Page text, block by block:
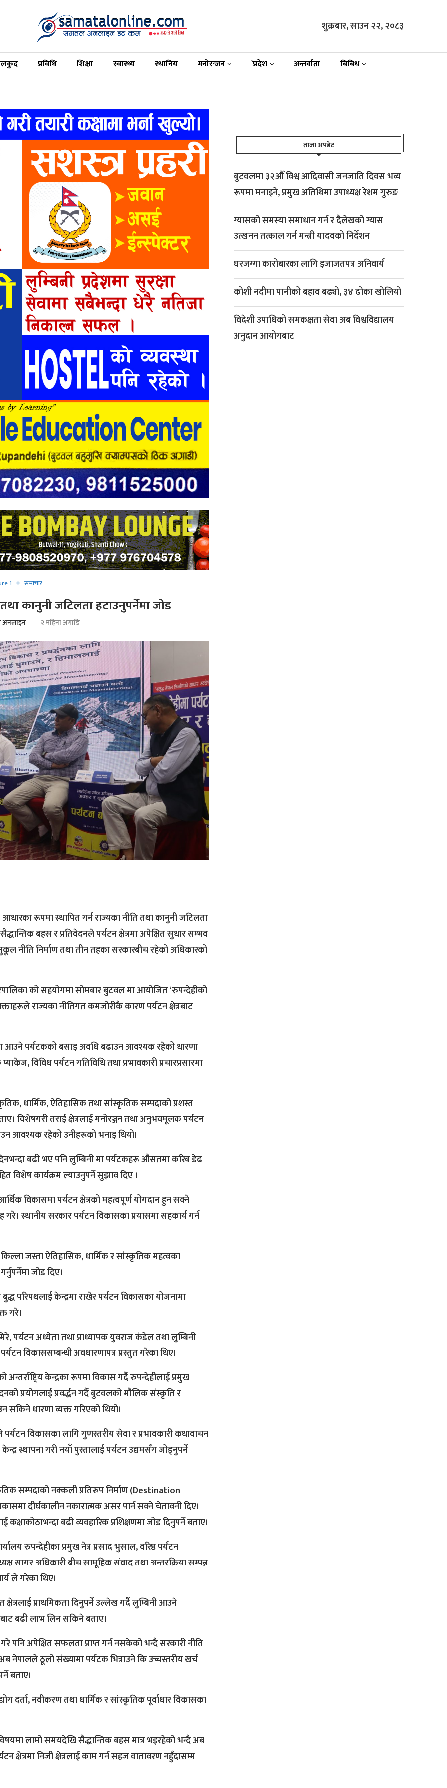
शुक्रबार, साउन २२, २०८३
प्रविधि शिक्षा स्वास्थ्य स्थानिय मनोरन्जन `प्रदेश अन्तर्वाता बिबिध
1 समाचार
कानुनी जटिलता हटाउनुपर्नेमा जोड
२ महिना अगाडि
रूपमा स्थापित गर्न राज्यका नीति तथा कानुनी जटिलता
बहस र प्रतिवेदनले पर्यटन क्षेत्रमा अपेक्षित सुधार सम्भव
नीति निर्माण तथा तीन तहका सरकारबीच रहेको अधिकारको
को सहयोगमा सोमबार बुटवल मा आयोजित ‘रुपन्देहीको
राज्यका नीतिगत कमजोरीकै कारण पर्यटन क्षेत्रबाट
आउने पर्यटकको बसाइ अवधि बढाउन आवश्यक रहेको धारणा
विविध पर्यटन गतिविधि तथा प्रभावकारी प्रचारप्रसारमा
धार्मिक, ऐतिहासिक तथा सांस्कृतिक सम्पदाको प्रशस्त
विशेषगरी तराई क्षेत्रलाई मनोरञ्जन तथा अनुभवमूलक पर्यटन
आवश्यक रहेको उनीहरूको भनाइ थियो।
बढी भए पनि लुम्बिनी मा पर्यटकहरू औसतमा करिब डेढ
विशेष कार्यक्रम ल्याउनुपर्ने सुझाव दिए ।
विकासमा पर्यटन क्षेत्रको महत्वपूर्ण योगदान हुन सक्ने
गरे। स्थानीय सरकार पर्यटन विकासका प्रयासमा सहकार्य गर्न
जस्ता ऐतिहासिक, धार्मिक र सांस्कृतिक महत्वका
जोड दिए।
परिपथलाई केन्द्रमा राखेर पर्यटन विकासका योजनामा
गरे।
पर्यटन अध्येता तथा प्राध्यापक युवराज कंडेल तथा लुम्बिनी
विकाससम्बन्धी अवधारणापत्र प्रस्तुत गरेका थिए।
केन्द्रका रूपमा विकास गर्दै रुपन्देहीलाई प्रमुख
प्रयोगलाई प्रवर्द्धन गर्दै बुटवलको मौलिक संस्कृति र
धारणा व्यक्त गरिएको थियो।
विकासका लागि गुणस्तरीय सेवा र प्रभावकारी कथावाचन
स्थापना गरी नयाँ पुस्तालाई पर्यटन उद्यमसँग जोड्नुपर्ने
सम्पदाको नक्कली प्रतिरूप निर्माण (Destination
दीर्घकालीन नकारात्मक असर पार्न सक्ने चेतावनी दिए।
बढी व्यवहारिक प्रशिक्षणमा जोड दिनुपर्ने बताए।
रुपन्देहीका प्रमुख नेत्र प्रसाद भुसाल, वरिष्ठ पर्यटन
सागर अधिकारी बीच सामूहिक संवाद तथा अन्तरक्रिया सम्पन्न
ले गरेका थिए।
प्राथमिकता दिनुपर्ने उल्लेख गर्दै लुम्बिनी आउने
बढी लाभ लिन सकिने बताए।
पनि अपेक्षित सफलता प्राप्त गर्न नसकेको भन्दै सरकारी नीति
नेपालले ठूलो संख्यामा पर्यटक भित्राउने कि उच्चस्तरीय खर्च
बताए।
दर्ता, नवीकरण तथा धार्मिक र सांस्कृतिक पूर्वाधार विकासका
लामो समयदेखि सैद्धान्तिक बहस मात्र भइरहेको भन्दै अब
क्षेत्रमा निजी क्षेत्रलाई काम गर्न सहज वातावरण नहुँदासम्म
ताजा अपडेट
बुटवलमा ३२औँ विश्व आदिवासी जनजाति दिवस भव्य
रूपमा मनाइने, प्रमुख अतिथिमा उपाध्यक्ष रेशम गुरुङ
ग्यासको समस्या समाधान गर्न र दैलेखको ग्यास
उत्खनन तत्काल गर्न मन्त्री यादवको निर्देशन
घरजग्गा कारोबारका लागि इजाजतपत्र अनिवार्य
कोशी नदीमा पानीको बहाव बढ्यो, ३४ ढोका खोलियो
विदेशी उपाधिको समकक्षता सेवा अब विश्वविद्यालय
अनुदान आयोगबाट